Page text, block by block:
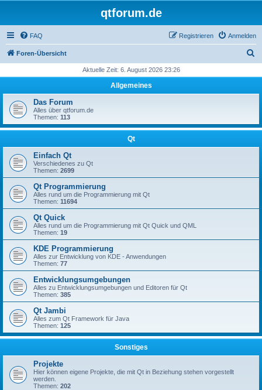
qtforum.de
FAQ Anmelden
Registrieren
Foren-Übersicht
h
Aktuelle Zeit: 6. August 2026 23:26
Allgemeines
Das Forum
Alles über qtforum.de
Themen: 113
Qt
Einfach Qt
Verschiedenes zu Qt
Themen: 2699
Qt Programmierung
Alles rund um die Programmierung mit Qt
Themen: 11694
Qt Quick
Alles rund um die Programmierung mit Qt Quick und QML
Themen: 19
KDE Programmierung
Alles zur Entwicklung von KDE - Anwendungen
Themen: 77
Entwicklungsumgebungen
Alles zu Entwicklungsumgebungen und Editoren für Qt
Themen: 385
Qt Jambi
Alles zum Qt Framework für Java
Themen: 125
Sonstiges
Projekte
Hier können eigene Projekte, die mit Qt in Beziehung stehen vorgestellt
werden.
Themen: 202